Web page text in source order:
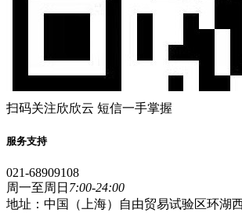
扫码关注欣欣云 短信一手掌握
服务支持
021-68909108
周一至周日 7:00-24:00
地址：中国（上海）自由贸易试验区环湖